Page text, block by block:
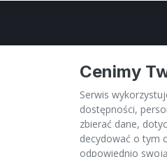
Cenimy
Serwis
dostępności,
zbierać dane,
decydować o tym
odpowiednio
MASZ PYTANIA?